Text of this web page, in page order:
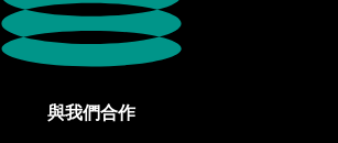
與我們合作